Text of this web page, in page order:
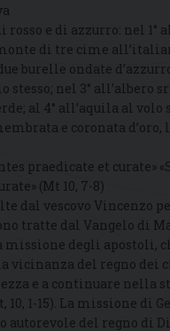
rosso e di azzurro: nel 1°
di tre cime
burelle ondate
stesso; nel 3° all’albero
al 4° all’aquila al volo
e coronata
praedicate et curate»
(Mt 10, 7-8)
dal vescovo Vincenzo
tratte dal Vangelo di
missione degli apostoli,
vicinanza del regno dei
e a continuare nella
10, 1-15). La missione di
autorevole del regno di